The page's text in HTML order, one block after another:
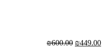
₪449.00
₪600.00